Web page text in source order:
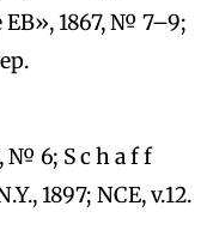
1867, № 7–9;
№ 6; S c h a f f
1897; NCE, v.12.